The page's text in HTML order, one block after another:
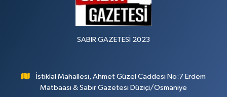
SABIR GAZETESİ 2023
İstiklal Mahallesi, Ahmet Güzel Caddesi No:7 Erdem
Matbaası & Sabır Gazetesi Düziçi/Osmaniye